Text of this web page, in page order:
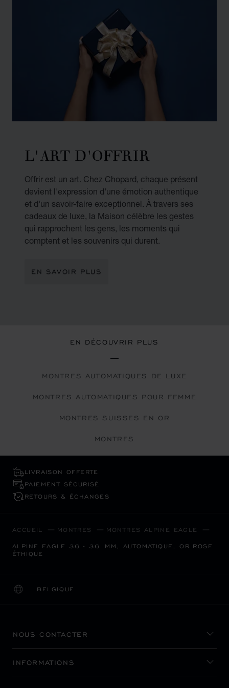
L'ART D'OFFRIR
Offrir est un art. Chez Chopard, chaque présent
devient l'expression d'une émotion authentique
et d'un savoir-faire exceptionnel. À travers ses
cadeaux de luxe, la Maison célèbre les gestes
qui rapprochent les gens, les moments qui
comptent et les souvenirs qui durent.
EN SAVOIR PLUS
EN DÉCOUVRIR PLUS
MONTRES AUTOMATIQUES DE LUXE
MONTRES AUTOMATIQUES POUR FEMME
MONTRES SUISSES EN OR
MONTRES
LIVRAISON OFFERTE
PAIEMENT SÉCURISÉ
RETOURS & ÉCHANGES
ACCUEIL MONTRES MONTRES ALPINE EAGLE
ALPINE EAGLE 36 - 36 MM, AUTOMATIQUE, OR ROSE
ÉTHIQUE
BELGIQUE
LOCALISATION (CHANGER DE PAYS)
CHANGER DE PAYS
NOUS CONTACTER
INFORMATIONS